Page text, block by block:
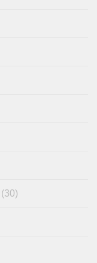
(30)